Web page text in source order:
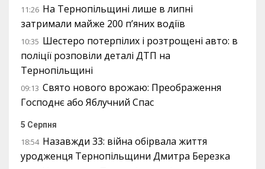
11:26 На Тернопільщині лише в липні
затримали майже 200 п’яних водіїв
10:35 Шестеро потерпілих і розтрощені авто: в
поліції розповіли деталі ДТП на
Тернопільщині
09:13 Свято нового врожаю: Преображення
Господнє або Яблучний Спас
5 Серпня
18:54 Назавжди 33: війна обірвала життя
уродженця Тернопільщини Дмитра Березка